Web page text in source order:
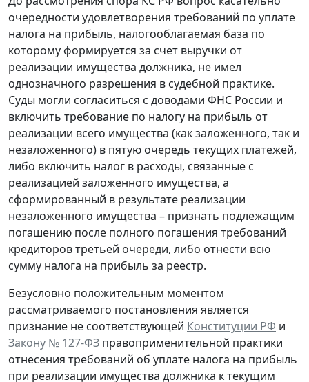
очередности удовлетворения требований по уплате
налога на прибыль, налогооблагаемая база по
которому формируется за счет выручки от
реализации имущества должника, не имел
однозначного разрешения в судебной практике.
Суды могли согласиться с доводами ФНС России и
включить требование по налогу на прибыль от
реализации всего имущества (как заложенного, так и
незаложенного) в пятую очередь текущих платежей,
либо включить налог в расходы, связанные с
реализацией заложенного имущества, а
сформированный в результате реализации
незаложенного имущества – признать подлежащим
погашению после полного погашения требований
кредиторов третьей очереди, либо отнести всю
сумму налога на прибыль за реестр.
Безусловно положительным моментом
рассматриваемого постановления является
признание не соответствующей Конституции РФ и
Закону № 127-ФЗ правоприменительной практики
отнесения требований об уплате налога на прибыль
при реализации имущества должника к текущим